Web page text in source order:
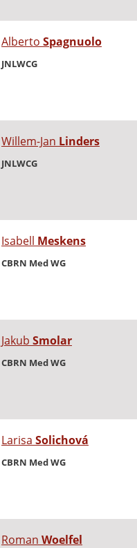
Alberto Spagnuolo
JNLWCG
Willem-Jan Linders
JNLWCG
Isabell Meskens
CBRN Med WG
Jakub Smolar
CBRN Med WG
Larisa Solichová
CBRN Med WG
Roman Woelfel